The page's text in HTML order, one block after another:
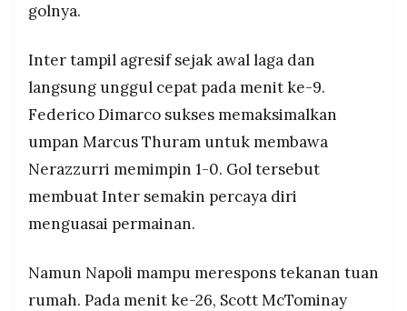
PRAMUDITA
©
Resolusi.co
-
2026
PT.
RESOLUSI
PRAMUDITA
golnya.
Inter tampil agresif sejak awal laga dan
langsung unggul cepat pada menit ke-9.
Federico Dimarco sukses memaksimalkan
umpan Marcus Thuram untuk membawa
Nerazzurri memimpin 1-0. Gol tersebut
membuat Inter semakin percaya diri
menguasai permainan.
Namun Napoli mampu merespons tekanan tuan
rumah. Pada menit ke-26, Scott McTominay